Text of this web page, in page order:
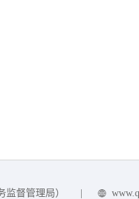
督管理局）